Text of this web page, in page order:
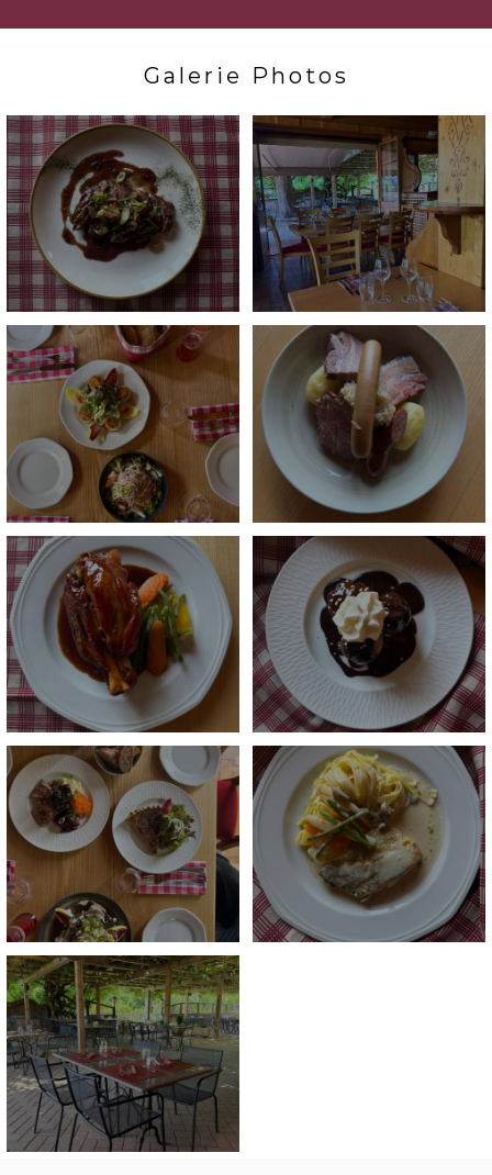
Galerie Photos